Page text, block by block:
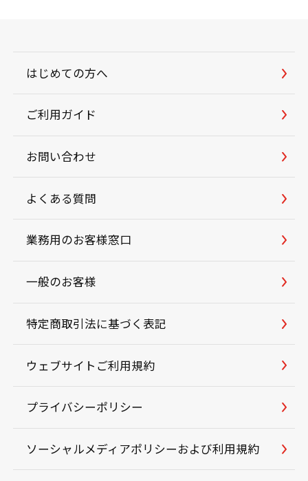
はじめての方へ
ご利用ガイド
お問い合わせ
よくある質問
業務用のお客様窓口
一般のお客様
特定商取引法に基づく表記
ウェブサイトご利用規約
プライバシーポリシー
ソーシャルメディアポリシーおよび利用規約